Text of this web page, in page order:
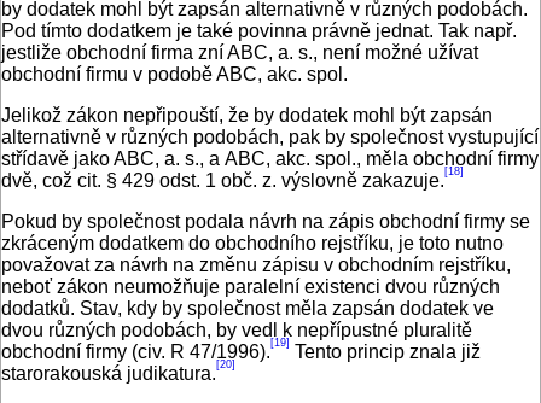
by dodatek mohl být zapsán alternativně v různých podobách.
Pod tímto dodatkem je také povinna právně jednat. Tak např.
jestliže obchodní firma zní ABC, a. s., není možné užívat
obchodní firmu v podobě ABC, akc. spol.
Jelikož zákon nepřipouští, že by dodatek mohl být zapsán
alternativně v různých podobách, pak by společnost vystupující
střídavě jako ABC, a. s., a ABC, akc. spol., měla obchodní firmy
dvě, což cit. § 429 odst. 1 obč. z. výslovně zakazuje. [18]
Pokud by společnost podala návrh na zápis obchodní firmy se
zkráceným dodatkem do obchodního rejstříku, je toto nutno
považovat za návrh na změnu zápisu v obchodním rejstříku,
neboť zákon neumožňuje paralelní existenci dvou různých
dodatků. Stav, kdy by společnost měla zapsán dodatek ve
dvou různých podobách, by vedl k nepřípustné pluralitě
obchodní firmy (civ. R 47/1996). [19] Tento princip znala již
starorakouská judikatura. [20]